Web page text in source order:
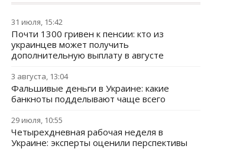
31 июля, 15:42
Почти 1300 гривен к пенсии: кто из
украинцев может получить
дополнительную выплату в августе
3 августа, 13:04
Фальшивые деньги в Украине: какие
банкноты подделывают чаще всего
29 июля, 10:55
Четырехдневная рабочая неделя в
Украине: эксперты оценили перспективы